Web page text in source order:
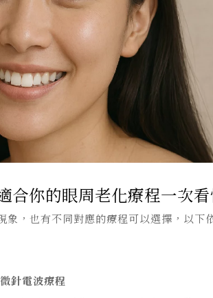
合你的眼周老化療程一次
象，也有不同對應的療程可以選擇，以下
針電波療程